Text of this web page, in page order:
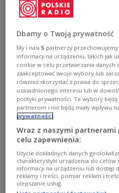
Bettencourt, trafił do kin 13
rolę Marianne Ferrere wciela
kontroli - mówi Isabelle
Zobacz więcej na temat:Liliane
Isabelle Huppert Francja
Jerzy Skolimowski
Dbamy o Twoją prywatność
My i nasi5 partnerzy
informacji na urządzeniu, takich jak
cookie w celu przetwarzania danych
zaakceptować swoje wybory lub
również skorzystać z prawa do
uzasadnionego interesu lub w
polityki prywatności. Te wybory będą
partnerom i nie będą miały wpływu
prywatności
Wraz z naszymi
celu zapewnienia:
Użycie dokładnych danych
charakterystyki urządzenia do celów
informacji na urządzeniu lub dostęp
reklamy i treści, pomiar reklam i
ulepszanie usług.